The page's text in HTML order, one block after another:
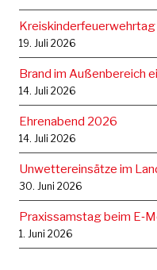
19. Juli 2026
Brand im Außenbereich
14. Juli 2026
Ehrenabend 2026
14. Juli 2026
Unwettereinsätze im
30. Juni 2026
Praxissamstag beim
1. Juni 2026